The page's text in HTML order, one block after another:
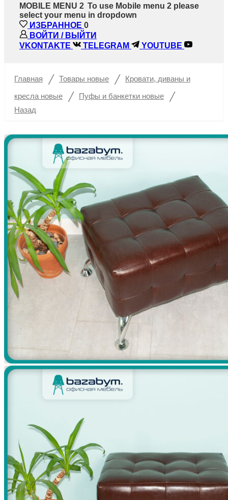
MOBILE MENU 2 To use Mobile menu 2 please
select your menu in dropdown
ИЗБРАННОЕ 0
ВОЙТИ / ВЫЙТИ
VKONTAKTE
TELEGRAM YOUTUBE
Главная / Товары новые / Кровати, диваны и
кресла новые
/ Пуфы и банкетки новые /
Назад